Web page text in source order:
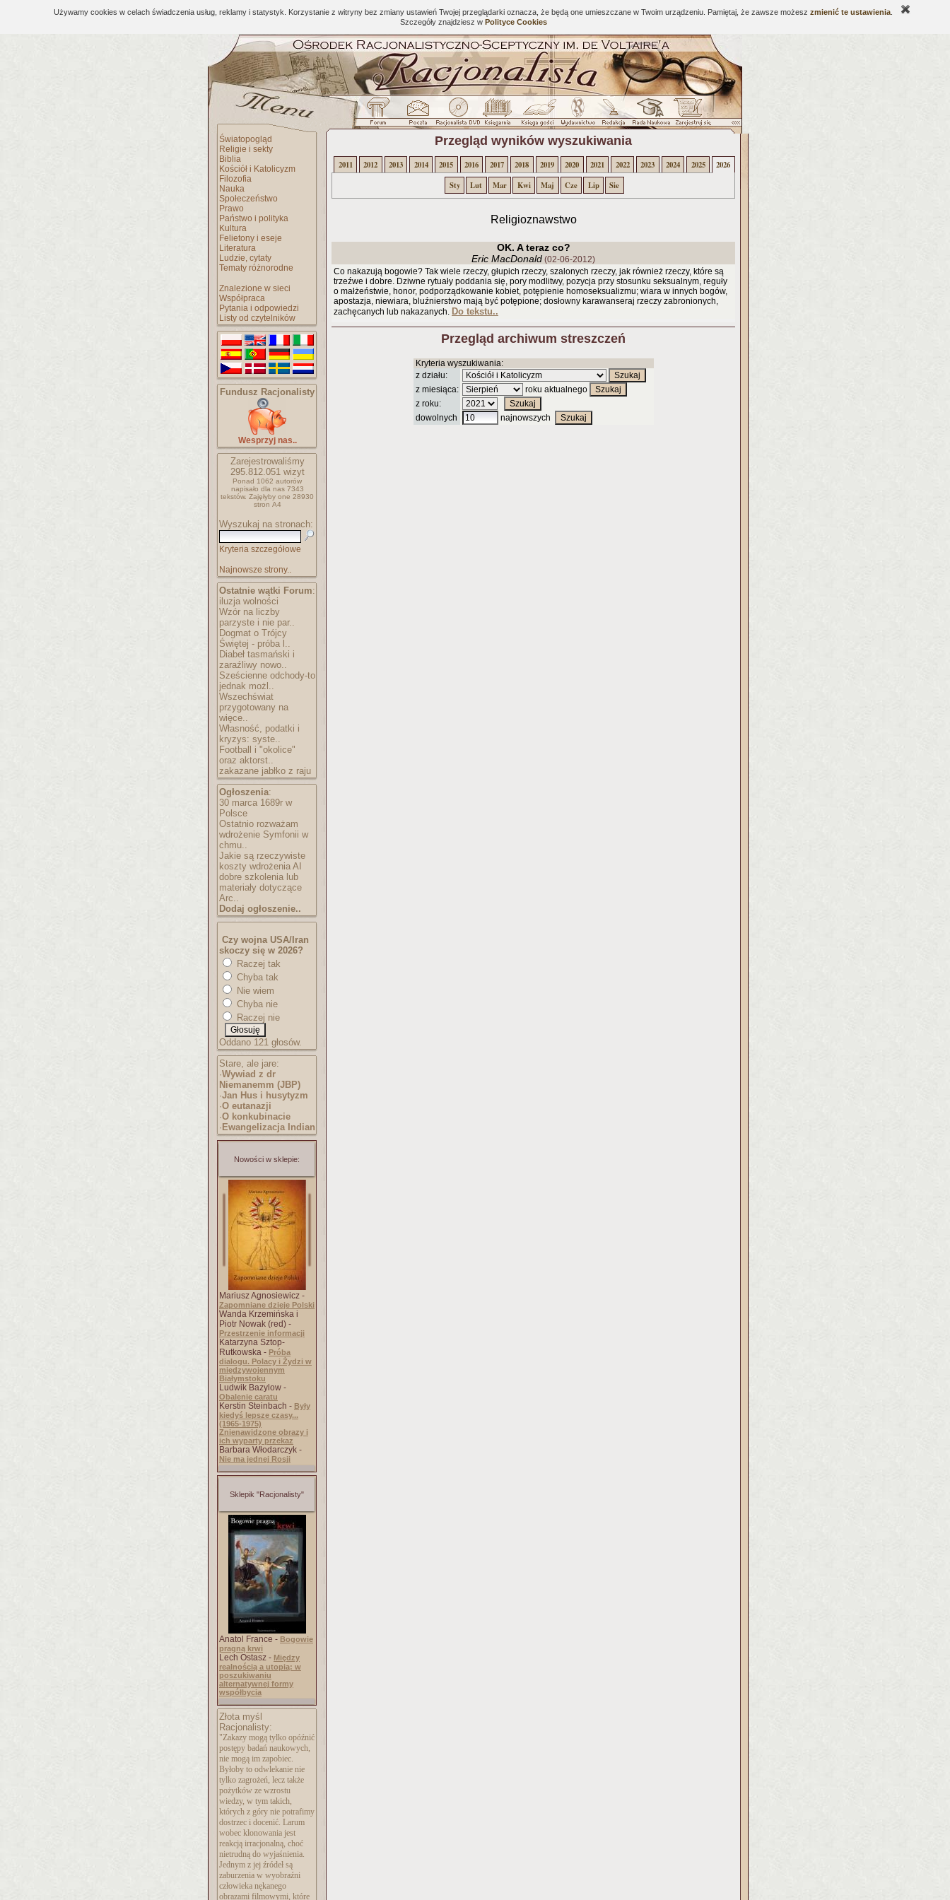
Używamy cookies w celach świadczenia usług, reklamy i statystyk. Korzystanie z witryny bez zmiany ustawień Twojej przeglądarki oznacza, że będą one umieszczane w Twoim urządzeniu. Pamiętaj, że zawsze możesz zmienić te ustawienia
Szczegóły znajdziesz w Polityce Cookies
Światopogląd
Religie i sekty
Biblia
Kościół i Katolicyzm
Filozofia
Nauka
Społeczeństwo
Prawo
Państwo i polityka
Kultura
Felietony i eseje
Literatura
Ludzie, cytaty
Tematy różnorodne
Znalezione w sieci
Współpraca
Pytania i odpowiedzi
Listy od czytelników
Fundusz Racjonalisty
Wesprzyj nas..
Zarejestrowaliśmy
295.812.051wizyt
Ponad 1062 autorów
napisało dla nas 7343
tekstów. Zajęłyby one 28930
stron A4
Wyszukaj na stronach:
Kryteria szczegółowe
Najnowsze strony..
Ostatnie wątki Forum:
iluzja wolności
Wzór na liczby
parzyste i nie par..
Dogmat o Trójcy
Świętej - próba l..
Diabeł tasmański i
zaraźliwy nowo..
Sześcienne odchody-to
jednak możl..
Wszechświat
przygotowany na
więce..
Własność, podatki i
kryzys: syste..
Football i "okolice"
oraz aktorst..
zakazane jabłko z raju
Ogłoszenia:
30 marca 1689r w
Polsce
Ostatnio rozważam
wdrożenie Symfonii w
chmu..
Jakie są rzeczywiste
koszty wdrożenia AI
dobre szkolenia lub
materiały dotyczące
Arc..
Dodaj ogłoszenie..
Czy wojna USA/Iran
skoczy się w 2026?
Raczej tak
Chyba tak
Nie wiem
Chyba nie
Raczej nie
Oddano 121 głosów.
Stare, ale jare:
·Wywiad z dr
Niemanemm (JBP)
·Jan Hus i husytyzm
·O eutanazji
·O konkubinacie
· Ewangelizacja Indian
Nowości w sklepie:
Mariusz Agnosiewicz -
Zapomniane dzieje Polski
Wanda Krzemińska i
Piotr Nowak (red) -
Przestrzenie informacji
Katarzyna Sztop-
Rutkowska - Próba
dialogu. Polacy i Żydzi w
międzywojennym
Białymstoku
Ludwik Bazylow -
Obalenie caratu
Kerstin Steinbach - Były
kiedyś lepsze czasy...
(1965-1975)
Znienawidzone obrazy i
ich wyparty przekaz
Barbara Włodarczyk -
Nie ma jednej Rosji
Sklepik "Racjonalisty"
Anatol France - Bogowie
pragną krwi
Lech Ostasz - Między
realnością a utopią: w
poszukiwaniu
alternatywnej formy
współbycia
Złota myśl
Racjonalisty:
"Zakazy mogą tylko opóźnić
postępy badań naukowych,
nie mogą im zapobiec.
Byłoby to odwlekanie nie
tylko zagrożeń, lecz także
pożytków ze wzrostu
wiedzy, w tym takich,
których z góry nie potrafimy
dostrzec i docenić. Larum
wobec klonowania jest
reakcją irracjonalną, choć
nietrudną do wyjaśnienia.
Jednym z jej źródeł są
zaburzenia w wyobraźni
człowieka nękanego
obrazami filmowymi, które
Przegląd wyników wyszukiwania
2011 2012 2013 2014 2015 2016 2017 2018 2019 2020 2021 2022 2023 2024 2025
2026
Sty
Lut Mar Kwi Maj Cze Lip Sie
Religioznawstwo
OK. A teraz co?
Eric MacDonald (02-06-2012)
Co nakazują bogowie? Tak wiele rzeczy, głupich rzeczy, szalonych rzeczy, jak również rzeczy, które są
trzeźwe i dobre. Dziwne rytuały poddania się, pory modlitwy, pozycja przy stosunku seksualnym, reguły
o małżeństwie, honor, podporządkowanie kobiet, potępienie homoseksualizmu; wiara w innych bogów,
apostazja, niewiara, bluźnierstwo mają być potępione; dosłowny karawanseraj rzeczy zabronionych,
zachęcanych lub nakazanych. Do tekstu..
Przegląd archiwum streszczeń
Kryteria wyszukiwania:
z działu:
z miesiąca:
roku aktualnego
z roku:
dowolnych
najnowszych